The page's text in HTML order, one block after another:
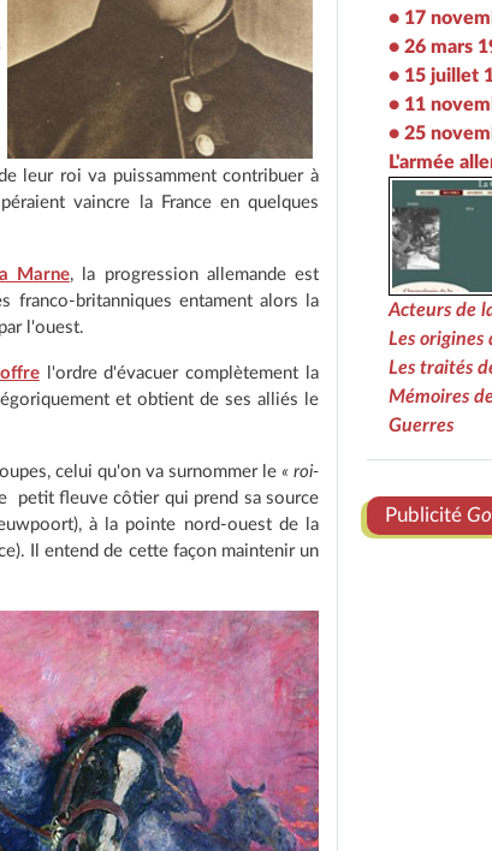
leur roi va puissamment contribuer à
vaincre la France en quelques
Marne, la progression allemande est
franco-britanniques entament alors la
l'ouest.
l'ordre d'évacuer complètement la
et obtient de ses alliés le
celui qu'on va surnommer le « roi-
petit fleuve côtier qui prend sa source
à la pointe nord-ouest de la
Il entend de cette façon maintenir un
• 17
• 26 mars
• 15 juillet
• 11
• 25
L'armée
Acteurs de
Les
Les traités
Mémoires
Guerres
Publicité